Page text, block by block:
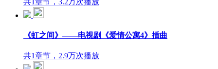
共1章节，3.2万次播放
《虹之间》——电视剧《爱情公寓4》插曲
共1章节，2.9万次播放